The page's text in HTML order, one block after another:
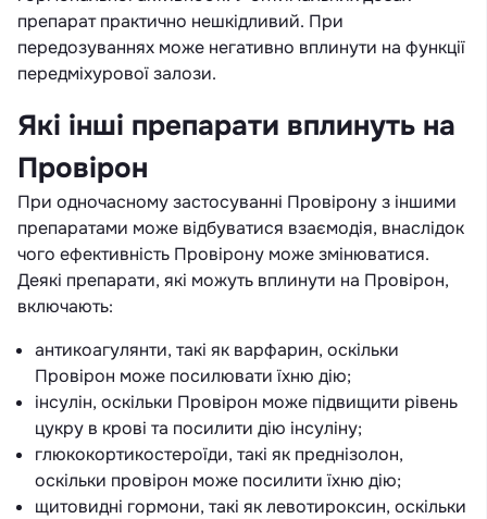
препарат практично нешкідливий. При
передозуваннях може негативно вплинути на функції
передміхурової залози.
Які інші препарати вплинуть на
Провірон
При одночасному застосуванні Провірону з іншими
препаратами може відбуватися взаємодія, внаслідок
чого ефективність Провірону може змінюватися.
Деякі препарати, які можуть вплинути на Провірон,
включають:
антикоагулянти, такі як варфарин, оскільки
Провірон може посилювати їхню дію;
інсулін, оскільки Провірон може підвищити рівень
цукру в крові та посилити дію інсуліну;
глюкокортикостероїди, такі як преднізолон,
оскільки провірон може посилити їхню дію;
щитовидні гормони, такі як левотироксин, оскільки